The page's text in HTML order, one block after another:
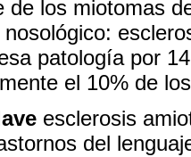
de los miotomas
nosológico:
patología por
el 10% de
esclerosis
del